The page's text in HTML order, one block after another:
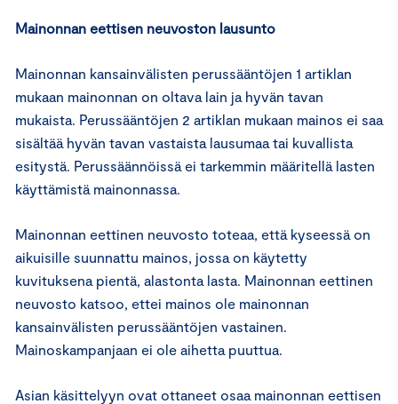
Mainonnan eettisen neuvoston lausunto
Mainonnan kansainvälisten perussääntöjen 1 artiklan
mukaan mainonnan on oltava lain ja hyvän tavan
mukaista. Perussääntöjen 2 artiklan mukaan mainos ei saa
sisältää hyvän tavan vastaista lausumaa tai kuvallista
esitystä. Perussäännöissä ei tarkemmin määritellä lasten
käyttämistä mainonnassa.
Mainonnan eettinen neuvosto toteaa, että kyseessä on
aikuisille suunnattu mainos, jossa on käytetty
kuvituksena pientä, alastonta lasta. Mainonnan eettinen
neuvosto katsoo, ettei mainos ole mainonnan
kansainvälisten perussääntöjen vastainen.
Mainoskampanjaan ei ole aihetta puuttua.
Asian käsittelyyn ovat ottaneet osaa mainonnan eettisen